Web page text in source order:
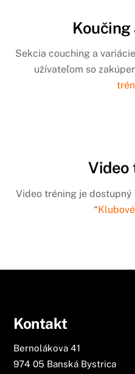
Koučing
Sekcia couching a
užívateľom so
Video
Video tréning je
“
Kontakt
Bernolákova 41
974 05 Banská Bystrica